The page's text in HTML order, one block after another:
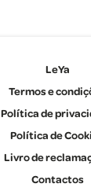
LeYa
Termos e
Política de
Política de
Livro de
Contactos